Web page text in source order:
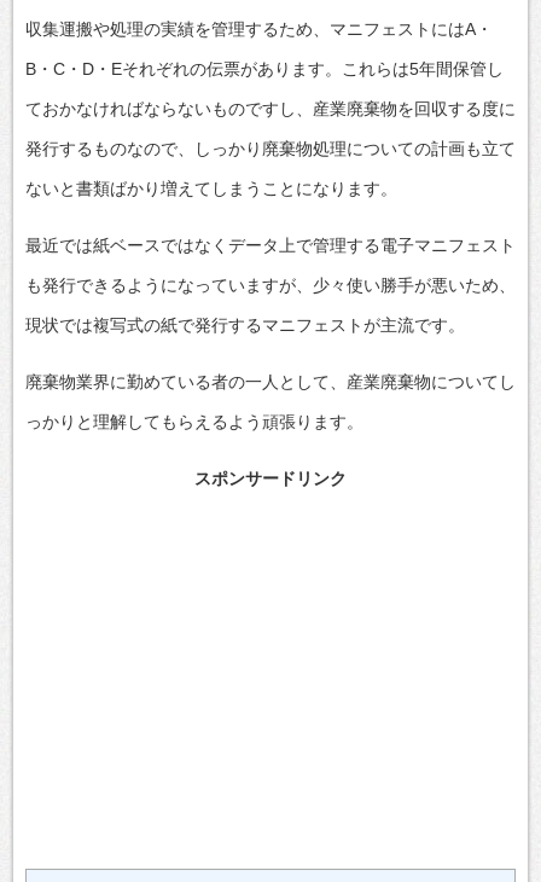
収集運搬や処理の実績を管理するため、マニフェストにはA・
B・C・D・Eそれぞれの伝票があります。これらは5年間保管し
ておかなければならないものですし、産業廃棄物を回収する度に
発行するものなので、しっかり廃棄物処理についての計画も立て
ないと書類ばかり増えてしまうことになります。
最近では紙ベースではなくデータ上で管理する電子マニフェスト
も発行できるようになっていますが、少々使い勝手が悪いため、
現状では複写式の紙で発行するマニフェストが主流です。
廃棄物業界に勤めている者の一人として、産業廃棄物についてし
っかりと理解してもらえるよう頑張ります。
スポンサードリンク